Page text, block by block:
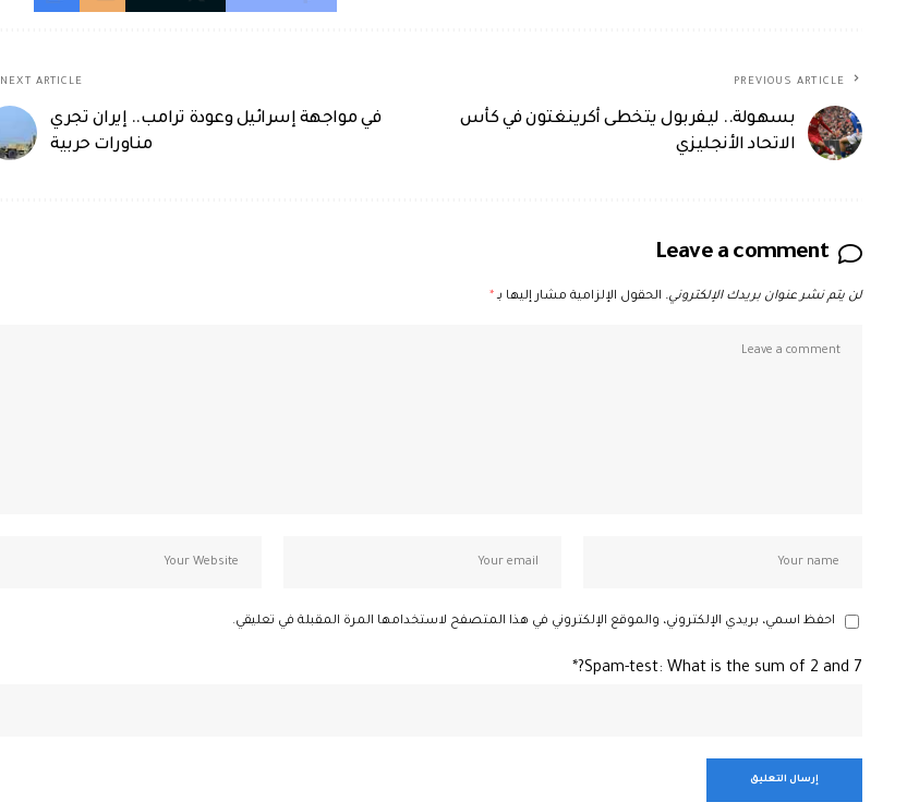
PREVIOUS ARTICLE
بسهولة.. ليفربول يتخطى أكرينغتون في كأس
الاتحاد الأنجليزي
NEXT ARTICLE
في مواجهة إسرائيل وعودة ترامب.. إيران تجري
مناورات حربية
Leave a comment
لن يتم نشر عنوان بريدك الإلكتروني. الحقول الإلزامية مشار إليها بـ*
احفظ اسمي، بريدي الإلكتروني، والموقع الإلكتروني في هذا المتصفح لاستخدامها المرة المقبلة في تعليقي.
Spam-test: What is the sum of 2 and 7?*